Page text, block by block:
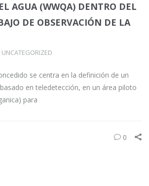
AGUA (WWQA) DENTRO DEL
DE OBSERVACIÓN DE LA
UNCATEGORIZED
se centra en la definición de un
en teledetección, en un área piloto
para
0